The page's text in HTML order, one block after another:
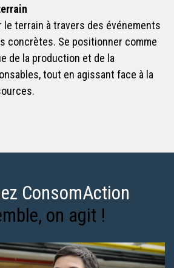
terrain à travers des événements
concrètes. Se positionner comme
de la production et de la
tout en agissant face à la
ConsomAction
on agit !